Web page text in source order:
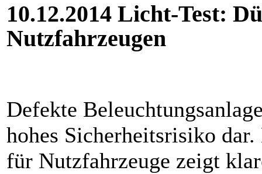
10.12.2014 Licht-Test:
Nutzfahrzeugen
Defekte
hohes Sicherheitsrisiko
für Nutzfahrzeuge zeigt